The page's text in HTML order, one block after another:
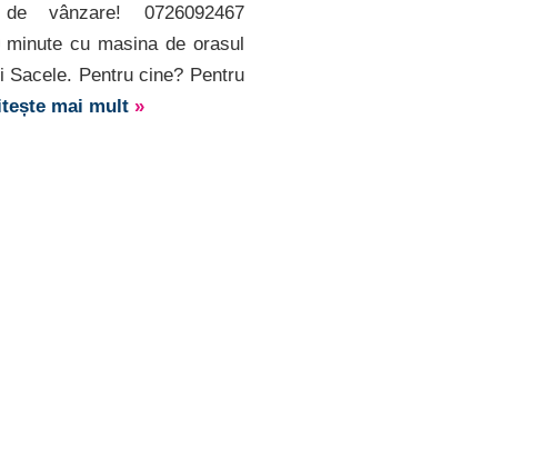
vânzare! 0726092467
cu masina de orasul
Pentru cine? Pentru
mai mult »